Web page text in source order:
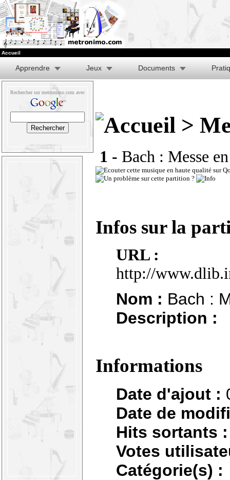
Accueil
Apprendre Jeux Documents
Rechercher sur metronimo.com avec
>
1 - Bach : Messe
Infos sur la
URL :
http://
Nom : Bach :
Description :
Informations
Date d'ajout :
Date de
Hits sortants :
Votes
Catégorie(s) :